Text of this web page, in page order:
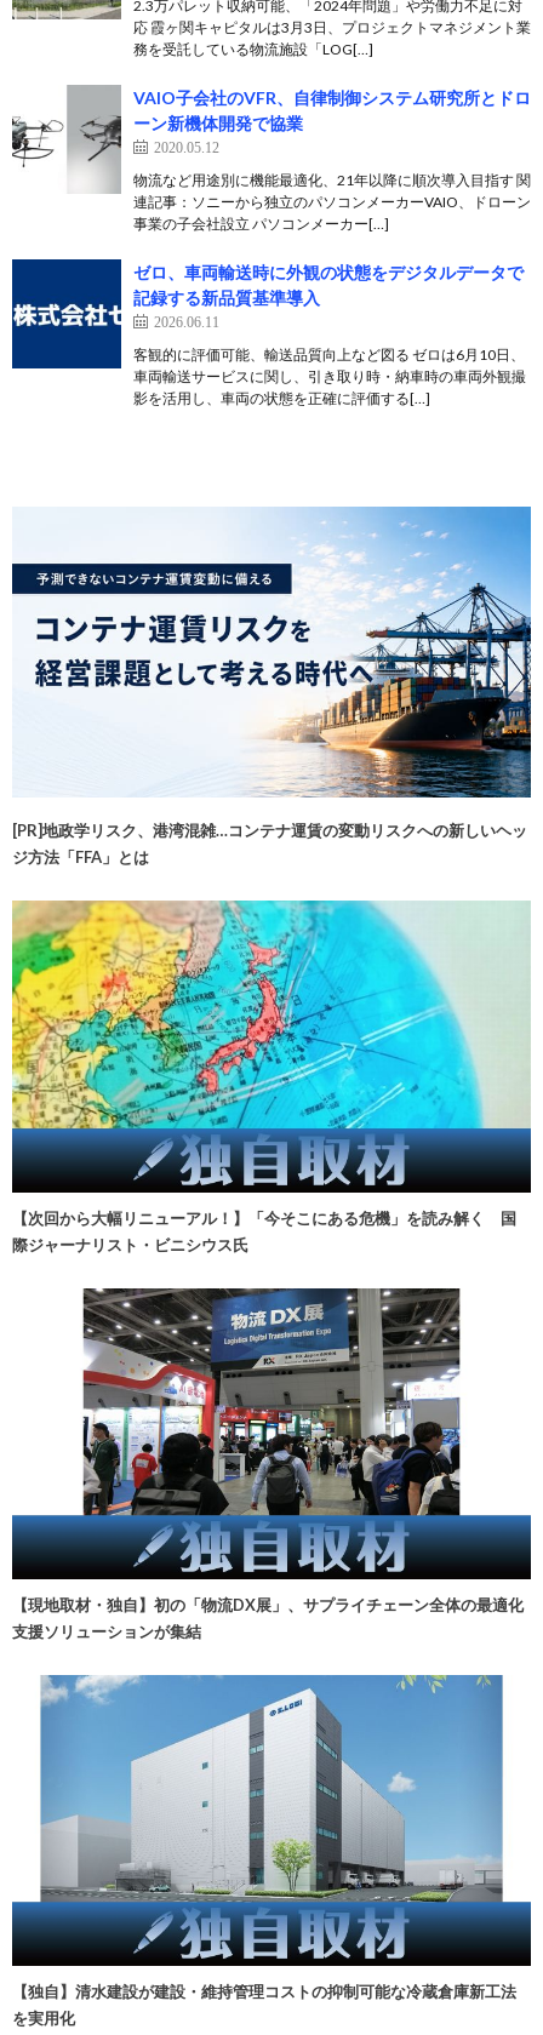
2.3万パレット収納可能、「2024年問題」や労働力不足に対
応 霞ヶ関キャピタルは3月3日、プロジェクトマネジメント業
務を受託している物流施設「LOG[…]
VAIO子会社のVFR、自律制御システム研究所とドロ
ーン新機体開発で協業
2020.05.12
物流など用途別に機能最適化、21年以降に順次導入目指す 関
連記事：ソニーから独立のパソコンメーカーVAIO、ドローン
事業の子会社設立 パソコンメーカー[…]
ゼロ、車両輸送時に外観の状態をデジタルデータで
記録する新品質基準導入
2026.06.11
客観的に評価可能、輸送品質向上など図る ゼロは6月10日、
車両輸送サービスに関し、引き取り時・納車時の車両外観撮
影を活用し、車両の状態を正確に評価する[…]
[PR]地政学リスク、港湾混雑…コンテナ運賃の変動リスクへの新しいヘッ
ジ方法「FFA」とは
【次回から大幅リニューアル！】「今そこにある危機」を読み解く 国
際ジャーナリスト・ビニシウス氏
【現地取材・独自】初の「物流DX展」、サプライチェーン全体の最適化
支援ソリューションが集結
【独自】清水建設が建設・維持管理コストの抑制可能な冷蔵倉庫新工法
を実用化